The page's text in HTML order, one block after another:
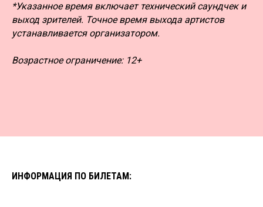
*Указанное время включает технический саундчек и
выход зрителей. Точное время выхода артистов
устанавливается организатором.
Возрастное ограничение: 12+
ИНФОРМАЦИЯ ПО БИЛЕТАМ:
До встречи на